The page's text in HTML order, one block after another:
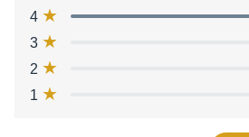
4
3
2
1